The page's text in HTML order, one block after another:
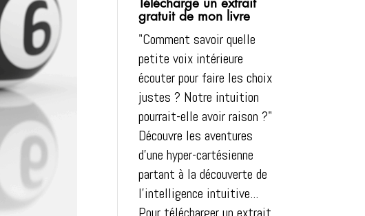
Télécharge un extrait
gratuit de mon livre
"Comment savoir quelle
petite voix intérieure
écouter pour faire les choix
justes ? Notre intuition
pourrait-elle avoir raison ?"
Découvre les aventures
d'une hyper-cartésienne
partant à la découverte de
l'intelligence intuitive...